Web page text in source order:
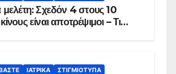
μελέτη: Σχεδόν 4 στους 10
είναι αποτρέψιμοι – Τι
ΙΑΤΡΙΚΆ ΣΤΙΓΜΙΌΤΥΠΑ